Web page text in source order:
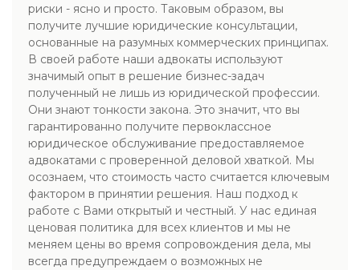
риски - ясно и просто. Таковым образом, вы
получите лучшие юридические консультации,
основанные на разумных коммерческих принципах.
В своей работе наши адвокаты используют
значимый опыт в решение бизнес-задач
полученный не лишь из юридической профессии.
Они знают тонкости закона. Это значит, что вы
гарантированно получите первоклассное
юридическое обслуживание предоставляемое
адвокатами с проверенной деловой хваткой. Мы
осознаем, что стоимость часто считается ключевым
фактором в принятии решения. Наш подход к
работе с Вами открытый и честный. У нас единая
ценовая политика для всех клиентов и мы не
меняем цены во время сопровождения дела, мы
всегда предупреждаем о возможных не